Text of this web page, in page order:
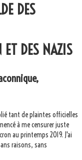
Offensive Diversion for
BASE ARRIERE DES
POUR CRIME
DES
ET DES NAZIS
tant de plaintes officielles
à me censurer juste
au printemps 2019. J'ai
raisons, sans